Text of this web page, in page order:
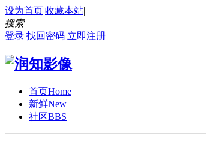
设为首页|收藏本站|
搜索
登录 找回密码 立即注册
首页Home
新鲜New
社区BBS